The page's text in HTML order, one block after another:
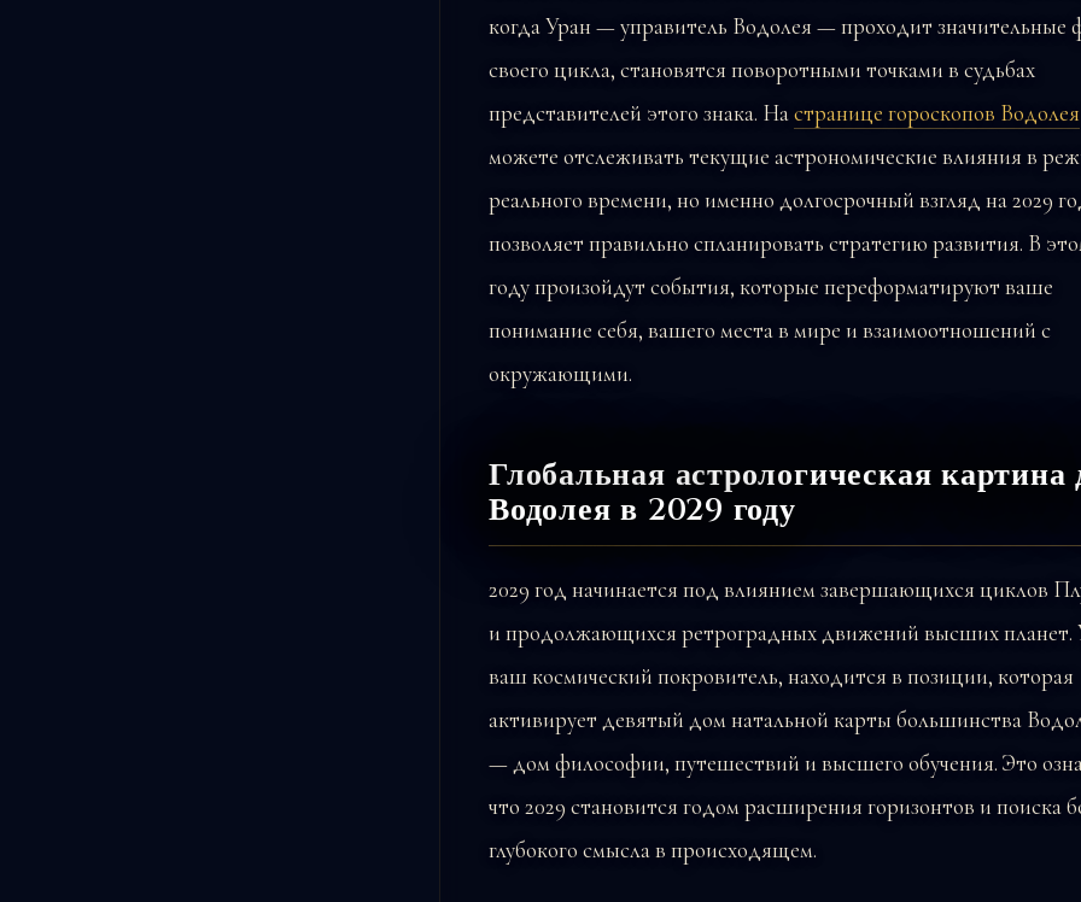
когда Уран — управитель Водолея — проходит значительные
своего цикла, становятся поворотными точками в судьбах
представителей этого знака. Настранице гороскопов Водолея
можете отслеживать текущие астрономические влияния в
реального времени, но именно долгосрочный взгляд на 2029
позволяет правильно спланировать стратегию развития. В
году произойдут события, которые переформатируют ваше
понимание себя, вашего места в мире и взаимоотношений с
окружающими.
Глобальная астрологическая картина
Водолея в 2029 году
2029 год начинается под влиянием завершающихся циклов
и продолжающихся ретроградных движений высших планет.
ваш космический покровитель, находится в позиции, которая
активирует девятый дом натальной карты большинства
— дом философии, путешествий и высшего обучения. Это
что 2029 становится годом расширения горизонтов и поиска
глубокого смысла в происходящем.